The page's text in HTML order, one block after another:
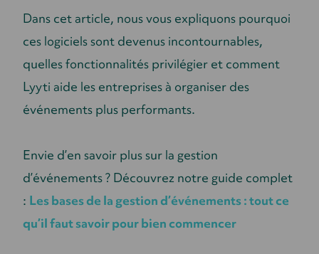
Dans cet article, nous vous expliquons pourquoi
ces logiciels sont devenus incontournables,
quelles fonctionnalités privilégier et comment
Lyyti aide les entreprises à organiser des
événements plus performants.
Envie d’en savoir plus sur la gestion
d’événements ? Découvrez notre guide complet
: Les bases de la gestion d’événements : tout ce
qu’il faut savoir pour bien commencer